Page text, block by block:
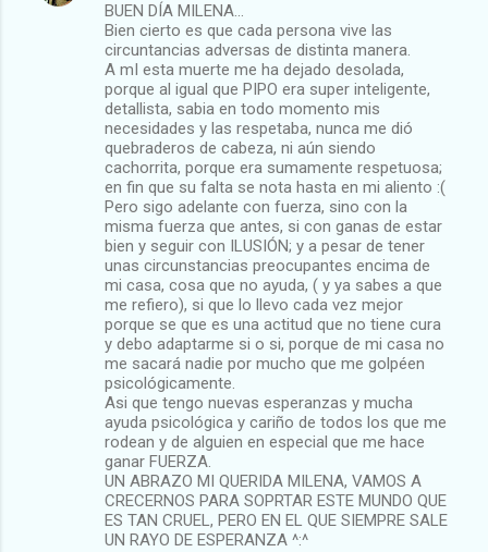
BUEN DÍA MILENA...
Bien cierto es que cada persona vive las
circuntancias adversas de distinta manera.
A mI esta muerte me ha dejado desolada,
porque al igual que PIPO era super inteligente,
detallista, sabia en todo momento mis
necesidades y las respetaba, nunca me dió
quebraderos de cabeza, ni aún siendo
cachorrita, porque era sumamente respetuosa;
en fin que su falta se nota hasta en mi aliento :(
Pero sigo adelante con fuerza, sino con la
misma fuerza que antes, si con ganas de estar
bien y seguir con ILUSIÓN; y a pesar de tener
unas circunstancias preocupantes encima de
mi casa, cosa que no ayuda, ( y ya sabes a que
me refiero), si que lo llevo cada vez mejor
porque se que es una actitud que no tiene cura
y debo adaptarme si o si, porque de mi casa no
me sacará nadie por mucho que me golpéen
psicológicamente.
Asi que tengo nuevas esperanzas y mucha
ayuda psicológica y cariño de todos los que me
rodean y de alguien en especial que me hace
ganar FUERZA.
UN ABRAZO MI QUERIDA MILENA, VAMOS A
CRECERNOS PARA SOPRTAR ESTE MUNDO QUE
ES TAN CRUEL, PERO EN EL QUE SIEMPRE SALE
UN RAYO DE ESPERANZA ^:^